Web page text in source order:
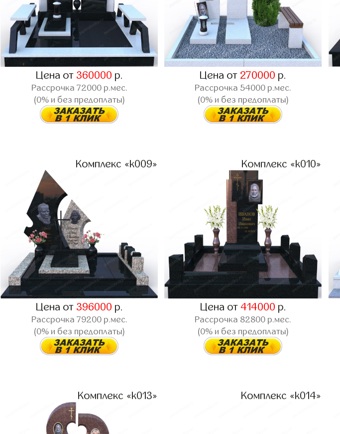
Цена от 360000 р.
Рассрочка 72000р.мес.
(0% и без предоплаты)
Цена от 270000 р.
Рассрочка 54000 р.мес.
(0% и без предоплаты)
Комплекс «k009»
Цена от 396000 р.
Рассрочка 79200р.мес.
(0% и без предоплаты)
Комплекс «k010»
Цена от 414000 р.
Рассрочка 82800 р.мес.
(0% и без предоплаты)
Комплекс «k013» Комплекс «k014»